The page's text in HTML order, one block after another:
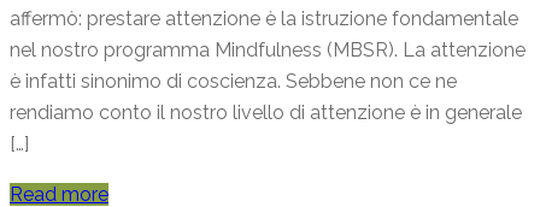
affermò: prestare attenzione è la istruzione fondamentale
nel nostro programma Mindfulness (MBSR). La attenzione
è infatti sinonimo di coscienza. Sebbene non ce ne
rendiamo conto il nostro livello di attenzione è in generale
[…]
Read more